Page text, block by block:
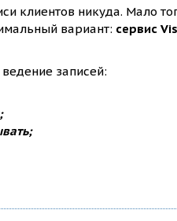
клиентов никуда. Мало
вариант: сервис
записей: